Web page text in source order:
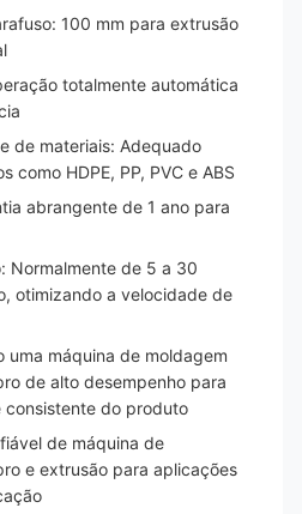
100 mm para extrusão
totalmente automática
de materiais: Adequado
como HDPE, PP, PVC e ABS
abrangente de 1 ano para
Normalmente de 5 a 30
otimizando a velocidade de
uma máquina de moldagem
de alto desempenho para
do produto
de máquina de
e extrusão para aplicações